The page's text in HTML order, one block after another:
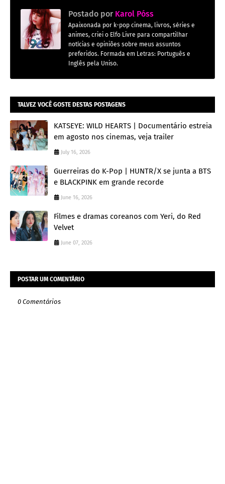
Postado por Karol Póss
Apaixonada por k-pop cinema, livros, séries e
animes, criei o Elfo Livre para compartilhar
notícias e opiniões sobre meus assuntos
preferidos. Formada em Letras: Português e
Inglês pela Uniso.
TALVEZ VOCÊ GOSTE DESTAS POSTAGENS
KATSEYE: WILD HEARTS | Documentário estreia
em agosto nos cinemas, veja trailer
July 16, 2026
Guerreiras do K-Pop | HUNTR/X se junta a BTS
e BLACKPINK em grande recorde
June 16, 2026
Filmes e dramas coreanos com Yeri, do Red
Velvet
June 07, 2026
POSTAR UM COMENTÁRIO
0 Comentários